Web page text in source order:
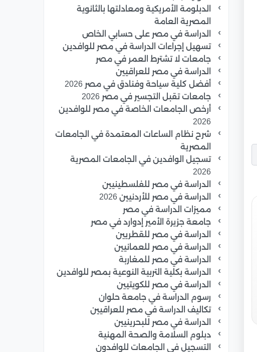
الدبلومة الأمريكية ومعادلتها بالثانوية
المصرية العامة
الدراسة في مصر على حسابي الخاص
تسهيل إجراءات الدراسة في مصر للوافدين
جامعات لا تشترط العمر في مصر
الدراسة في مصر للعراقيين
أفضل كلية سياحة وفنادق في مصر 2026
جامعات تقبل التجسير في مصر 2026
أرخص الجامعات الخاصة في مصر للوافدين
2026
شرح نظام الساعات المعتمدة في الجامعات
المصرية
تسجيل الوافدين في الجامعات المصرية
2026
الدراسة في مصر للفلسطينيين
الدراسة في مصر للأردنيين 2026
مميزات الدراسة في مصر
جامعة جزيرة الأمير إدوارد في مصر
الدراسة في مصر للقطريين
الدراسة في مصر للعمانيين
الدراسة في مصر للمغاربة
الدراسة بكلية التربية النوعية بمصر للوافدين
الدراسة في مصر للكويتيين
رسوم الدراسة في جامعة حلوان
تكاليف الدراسة في مصر للعراقيين
الدراسة في مصر للبحرينيين
دبلوم السلامة والصحة المهنية
التسجيل في الجامعات للوافدون